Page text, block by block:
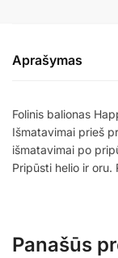
Aprašymas
Folinis balionas
Išmatavimai prieš
išmatavimai po
Pripūsti helio ir oru.
Panašūs